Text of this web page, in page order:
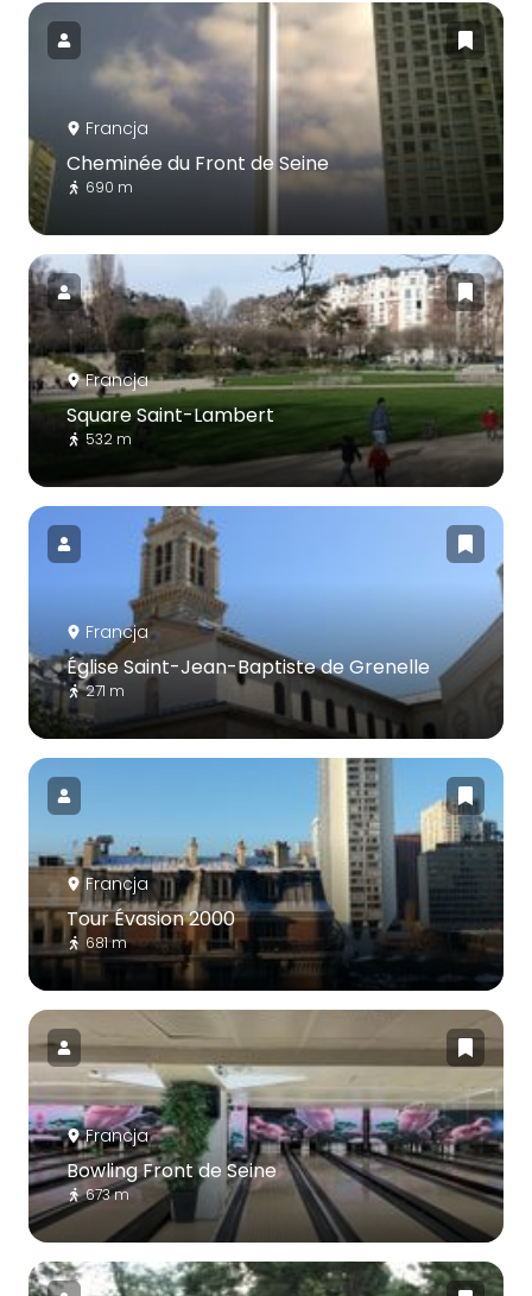
Francja
Cheminée du Front de Seine
690 m
Francja
Square Saint-Lambert
532 m
Francja
Église Saint-Jean-Baptiste de Grenelle
271 m
Francja
Tour Évasion 2000
681 m
Francja
Bowling Front de Seine
673 m